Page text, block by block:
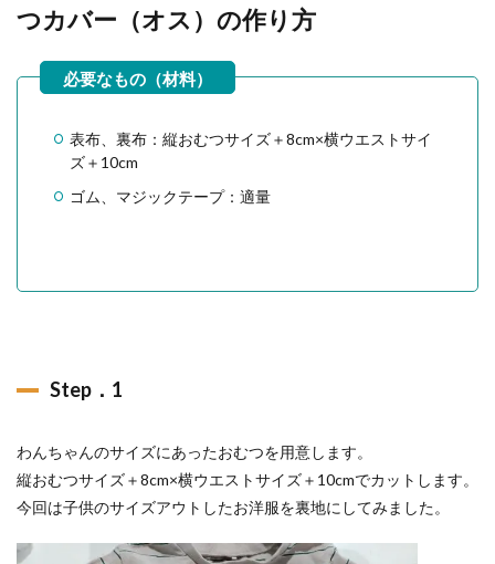
つカバー（オス）の作り方
表布、裏布：縦おむつサイズ＋8cm×横ウエストサイ
ズ＋10cm
ゴム、マジックテープ：適量
Step．1
わんちゃんのサイズにあったおむつを用意します。
縦おむつサイズ＋8cm×横ウエストサイズ＋10cmでカットします。
今回は子供のサイズアウトしたお洋服を裏地にしてみました。